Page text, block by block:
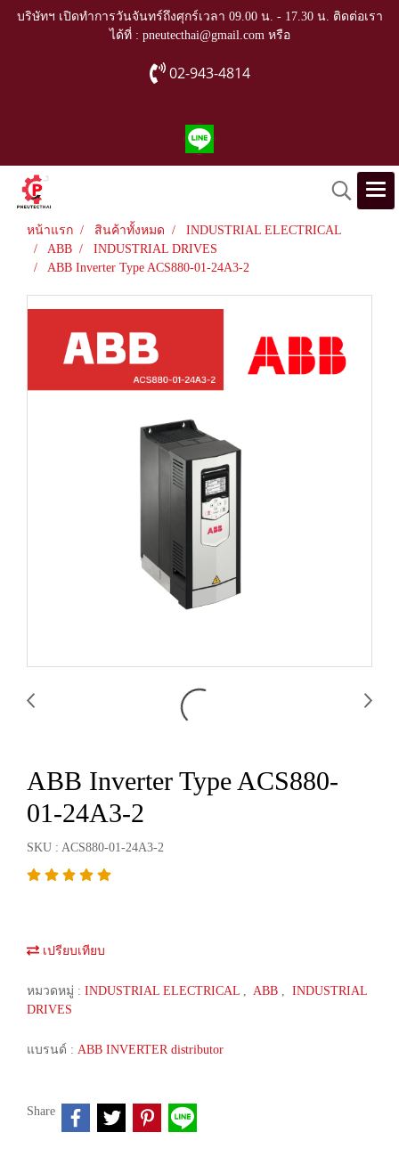
บริษัทฯ เปิดทำการวันจันทร์ถึงศุกร์เวลา 09.00 น. - 17.30 น. ติดต่อเรา
ได้ที่ : pneutecthai@gmail.com หรือ
02-943-4814
หน้าแรก สินค้าทั้งหมด
INDUSTRIAL ELECTRICAL
ABB
INDUSTRIAL DRIVES
ABB Inverter Type ACS880-01-24A3-2
ABB Inverter Type ACS880-
01-24A3-2
SKU : ACS880-01-24A3-2
เปรียบเทียบ
หมวดหมู่ : INDUSTRIAL ELECTRICAL , ABB , INDUSTRIAL
DRIVES
แบรนด์ : ABB INVERTER distributor
Share